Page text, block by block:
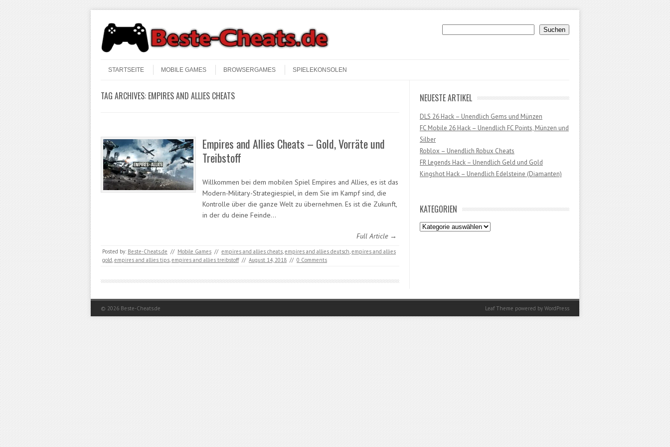
Suchen Suchen
Menu
STARTSEITE
MOBILE GAMES BROWSERGAMES SPIELEKONSOLEN
TAG ARCHIVES: EMPIRES AND ALLIES CHEATS
Empires and Allies Cheats – Gold, Vorräte und
Treibstoff
Willkommen bei dem mobilen Spiel Empires and Allies, es ist das
Modern-Military-Strategiespiel, in dem Sie im Kampf sind, die
Kontrolle über die ganze Welt zu übernehmen. Es ist die Zukunft,
in der du deine Feinde…
Full Article →
Posted by: Beste-Cheats.de // Mobile Games // empires and allies cheats empires and allies deutsch empires and allies
gold empires and allies tips empires and allies treibstoff // August 14, 2018 // 0 Comments
NEUESTE ARTIKEL
DLS 26 Hack – Unendlich Gems und Münzen
FC Mobile 26 Hack – Unendlich FC Points, Münzen und
Silber
Roblox – Unendlich Robux Cheats
FR Legends Hack – Unendlich Geld und Gold
Kingshot Hack – Unendlich Edelsteine (Diamanten)
KATEGORIEN
Kategorien
© 2026 Beste-Cheats.de Leaf Theme powered by WordPress